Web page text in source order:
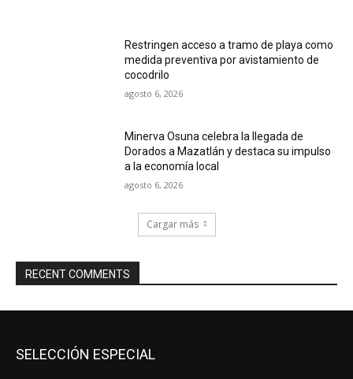
Restringen acceso a tramo de playa como
medida preventiva por avistamiento de
cocodrilo
agosto 6, 2026
Minerva Osuna celebra la llegada de
Dorados a Mazatlán y destaca su impulso
a la economía local
agosto 6, 2026
Cargar más
RECENT COMMENTS
SELECCIÓN ESPECIAL